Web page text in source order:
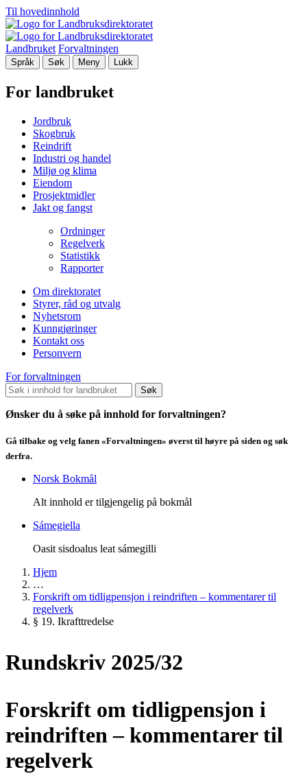
Til hovedinnhold
Landbruket Forvaltningen
Språk Søk Meny Lukk
For landbruket
Jordbruk
Skogbruk
Reindrift
Industri og handel
Miljø og klima
Eiendom
Prosjektmidler
Jakt og fangst
Ordninger
Regelverk
Statistikk
Rapporter
Om direktoratet
Styrer, råd og utvalg
Nyhetsrom
Kunngjøringer
Kontakt oss
Personvern
For forvaltningen
Søk
Ønsker du å søke på innhold for forvaltningen?
Gå tilbake og velg fanen «Forvaltningen» øverst til høyre på siden og søk
derfra.
Norsk Bokmål
Alt innhold er tilgjengelig på bokmål
Sámegiella
Oasit sisdoalus leat sámegilli
Hjem
…
Forskrift om tidligpensjon i reindriften – kommentarer til
regelverk
§ 19. Ikrafttredelse
Rundskriv 2025/32
Forskrift om tidligpensjon i
reindriften – kommentarer til
regelverk